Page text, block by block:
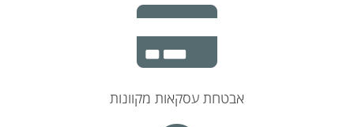
אבטחת עסקאות מקוונות